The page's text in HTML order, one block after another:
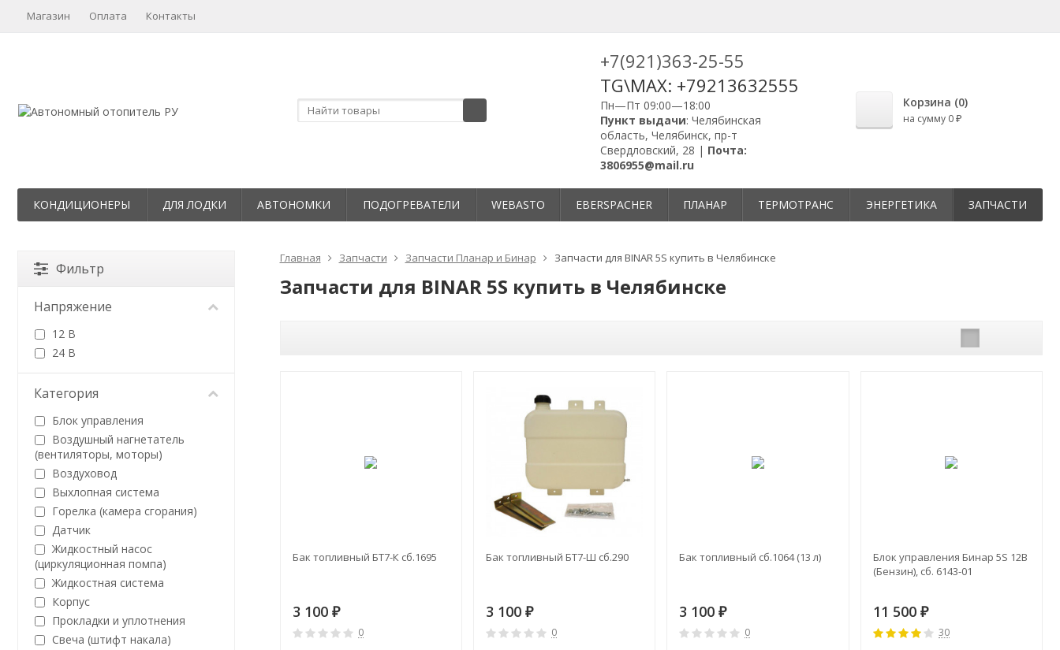
Магазин Оплата Контакты
+7(921)363-25-55
TG\MAX: +79213632555
Пн—Пт 09:00—18:00
Пункт выдачи: Челябинская
область, Челябинск, пр-т
Свердловский, 28 | Почта:
3806955@mail.ru
Корзина (0)
на сумму 0 ₽
КОНДИЦИОНЕРЫ ДЛЯ ЛОДКИ АВТОНОМКИ ПОДОГРЕВАТЕЛИ WEBASTO EBERSPACHER ПЛАНАР ТЕРМОТРАНС ЭНЕРГЕТИКА ЗАПЧАСТИ
Главная Запчасти Запчасти Планар и Бинар Запчасти для BINAR 5S купить в Челябинске
Запчасти для BINAR 5S купить в Челябинске
Бак топливный БТ7-К сб.1695
3 100 ₽
0
Бак топливный БТ7-Ш сб.290
3 100 ₽
0
Бак топливный сб.1064 (13 л)
3 100₽
0
Блок управления Бинар 5S 12В
(Бензин), сб. 6143-01
11 500 ₽
30
Фильтр
Напряжение
12 В
24 В
Категория
Блок управления
Воздушный нагнетатель
(вентиляторы, моторы)
Воздуховод
Выхлопная система
Горелка (камера сгорания)
Датчик
Жидкостный насос
(циркуляционная помпа)
Жидкостная система
Корпус
Прокладки и уплотнения
Свеча (штифт накала)